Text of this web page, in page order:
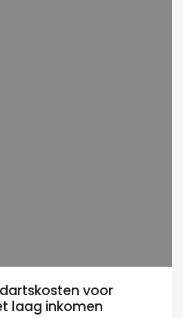
voor
laag inkomen